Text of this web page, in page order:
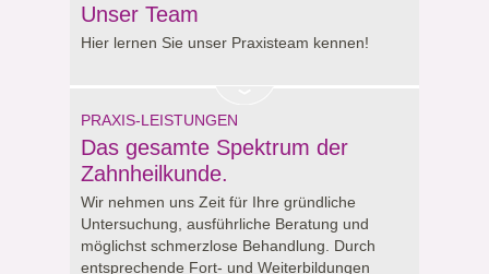
Unser Team
Hier lernen Sie unser Praxisteam kennen!
PRAXIS-LEISTUNGEN
Das gesamte Spektrum der
Zahnheilkunde.
Wir nehmen uns Zeit für Ihre gründliche
Untersuchung, ausführliche Beratung und
möglichst schmerzlose Behandlung. Durch
entsprechende Fort- und Weiterbildungen